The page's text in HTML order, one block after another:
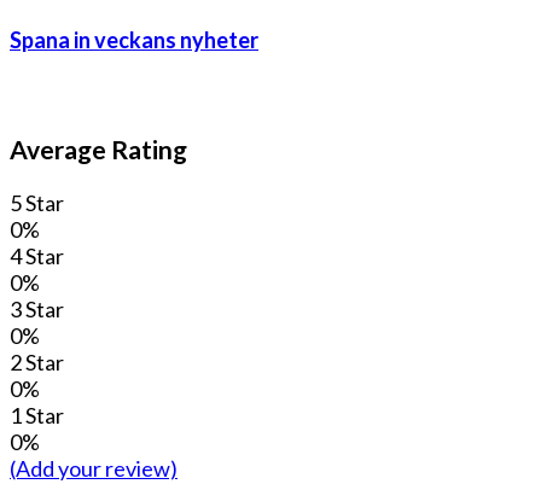
Spana in veckans nyheter
Average Rating
5 Star
0%
4 Star
0%
3 Star
0%
2 Star
0%
1 Star
0%
(Add your review)